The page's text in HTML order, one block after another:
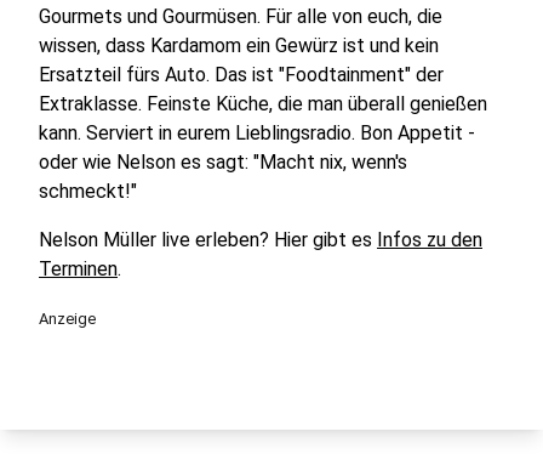
Gourmets und Gourmüsen. Für alle von euch, die
wissen, dass Kardamom ein Gewürz ist und kein
Ersatzteil fürs Auto. Das ist "Foodtainment" der
Extraklasse. Feinste Küche, die man überall genießen
kann. Serviert in eurem Lieblingsradio. Bon Appetit -
oder wie Nelson es sagt: "Macht nix, wenn's
schmeckt!"
Nelson Müller live erleben? Hier gibt es Infos zu den
Terminen.
Anzeige